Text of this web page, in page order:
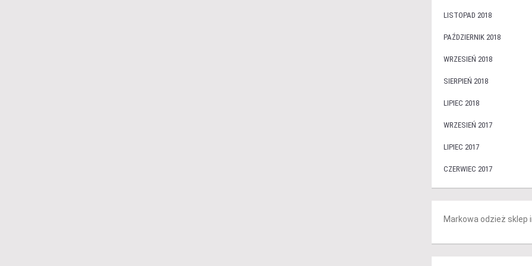
LISTOPAD 2018
PAŹDZIERNIK 2018
WRZESIEŃ 2018
SIERPIEŃ 2018
LIPIEC 2018
WRZESIEŃ 2017
LIPIEC 2017
CZERWIEC 2017
Markowa odzież sklep